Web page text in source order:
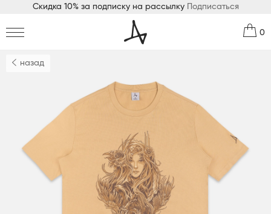
Скидка 10% за подписку на рассылку Подписаться
0
назад